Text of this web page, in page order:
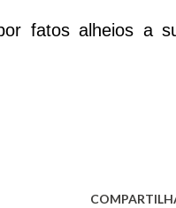
fatos alheios a